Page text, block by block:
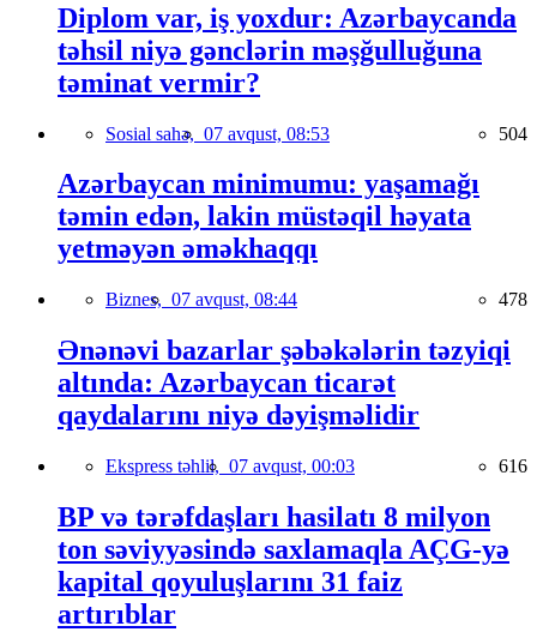
Diplom var, iş yoxdur: Azərbaycanda
təhsil niyə gənclərin məşğulluğuna
təminat vermir?
Sosial sahə, 07 avqust, 08:53 504
Azərbaycan minimumu: yaşamağı
təmin edən, lakin müstəqil həyata
yetməyən əməkhaqqı
Biznes, 07 avqust, 08:44 478
Ənənəvi bazarlar şəbəkələrin təzyiqi
altında: Azərbaycan ticarət
qaydalarını niyə dəyişməlidir
Ekspress təhlil, 07 avqust, 00:03 616
BP və tərəfdaşları hasilatı 8 milyon
ton səviyyəsində saxlamaqla AÇG-yə
kapital qoyuluşlarını 31 faiz
artırıblar